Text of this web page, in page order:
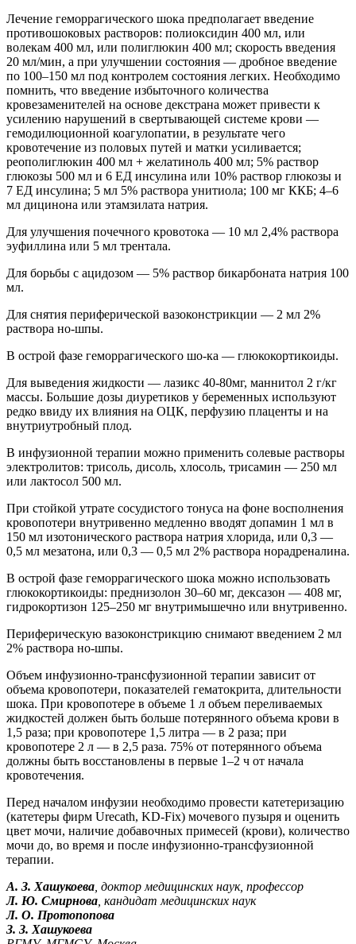
Лечение геморрагического шока предполагает введение
противошоковых растворов: полиоксидин 400 мл, или
волекам 400 мл, или полиглюкин 400 мл; скорость введения
20 мл/мин, а при улучшении состояния — дробное введение
по 100–150 мл под контролем состояния легких. Необходимо
помнить, что введение избыточного количества
кровезаменителей на основе декстрана может привести к
усилению нарушений в свертывающей системе крови —
гемодилюционной коагулопатии, в результате чего
кровотечение из половых путей и матки усиливается;
pеополиглюкин 400 мл + желатиноль 400 мл; 5% раствор
глюкозы 500 мл и 6 ЕД инсулина или 10% раствор глюкозы и
7 ЕД инсулина; 5 мл 5% раствора унитиола; 100 мг ККБ; 4–6
мл дицинона или этамзилата натрия.
Для улучшения почечного кровотока — 10 мл 2,4% раствора
эуфиллина или 5 мл трентала.
Для борьбы с ацидозом — 5% раствор бикарбоната натрия 100
мл.
Для снятия периферической вазоконстрикции — 2 мл 2%
раствора но-шпы.
В острой фазе геморрагического шо-ка — глюкокортикоиды.
Для выведения жидкости — лазикс 40-80мг, маннитол 2 г/кг
массы. Большие дозы диуретиков у беременных используют
редко ввиду их влияния на ОЦК, перфузию плаценты и на
внутриутробный плод.
В инфузионной терапии можно применить солевые растворы
электролитов: трисоль, дисоль, хлосоль, трисамин — 250 мл
или лактосол 500 мл.
При стойкой утрате сосудистого тонуса на фоне восполнения
кровопотери внутривенно медленно вводят допамин 1 мл в
150 мл изотонического раствора натрия хлорида, или 0,3 —
0,5 мл мезатона, или 0,3 — 0,5 мл 2% раствора норадреналина.
В острой фазе геморрагического шока можно использовать
глюкокортикоиды: преднизолон 30–60 мг, дексазон — 408 мг,
гидрокортизон 125–250 мг внутримышечно или внутривенно.
Периферическую вазоконстрикцию снимают введением 2 мл
2% раствора но-шпы.
Объем инфузионно-трансфузионной терапии зависит от
объема кровопотери, показателей гематокрита, длительности
шока. При кровопотере в объеме 1 л объем переливаемых
жидкостей должен быть больше потерянного объема крови в
1,5 раза; при кровопотере 1,5 литра — в 2 раза; при
кровопотере 2 л — в 2,5 раза. 75% от потерянного объема
должны быть восстановлены в первые 1–2 ч от начала
кровотечения.
Перед началом инфузии необходимо провести катетеризацию
(катетеры фирм Urecath, KD-Fix) мочевого пузыря и оценить
цвет мочи, наличие добавочных примесей (крови), количество
мочи до, во время и после инфузионно-трансфузионной
терапии.
А. З. Хашукоева , доктор медицинских наук, профессор
Л. Ю. Смирнова , кандидат медицинских наук
Л. О. Протопопова
З. З. Хашукоева